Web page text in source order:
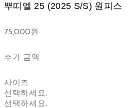
뿌띠엘 25 (2025 S/S) 원피스
75,000원
추가 금액
사이즈
선택하세요.
선택하세요.